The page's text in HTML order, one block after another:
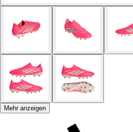
Mehr anzeigen